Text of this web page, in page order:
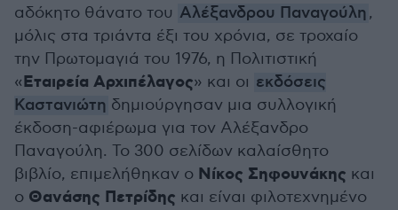
αδόκητο θάνατο του Αλέξανδρου Παναγούλη,
μόλις στα τριάντα έξι του χρόνια, σε τροχαίο
την Πρωτομαγιά του 1976, η Πολιτιστική
«Εταιρεία Αρχιπέλαγος» και οι εκδόσεις
Καστανιώτη δημιούργησαν μια συλλογική
έκδοση-αφιέρωμα για τον Αλέξανδρο
Παναγούλη. Το 300 σελίδων καλαίσθητο
βιβλίο, επιμελήθηκαν ο Νίκος Σηφουνάκης και
ο Θανάσης Πετρίδης και είναι φιλοτεχνημένο